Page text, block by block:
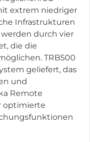
extrem niedriger
Infrastrukturen
durch vier
die die
TRB500
geliefert, das
und
Remote
optimierte